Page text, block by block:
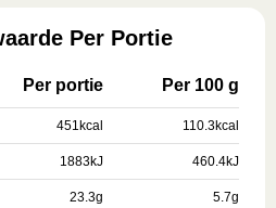
Per Portie
Per portie Per 100 g
451kcal 110.3kcal
1883kJ 460.4kJ
23.3g 5.7g